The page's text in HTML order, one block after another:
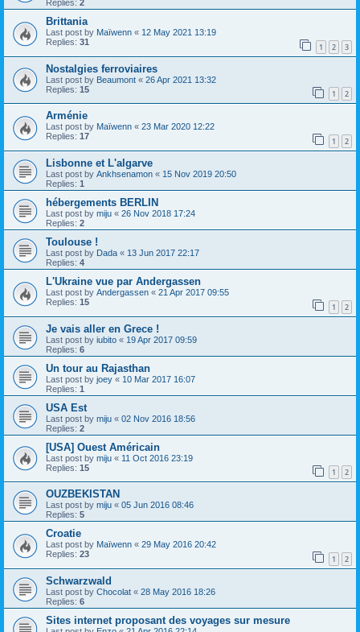
Replies: 2
Brittania
Last post by Maïwenn « 12 May 2021 13:19
Replies: 31 1 2 3
Nostalgies ferroviaires
Last post by Beaumont « 26 Apr 2021 13:32
Replies: 15 1 2
Arménie
Last post by Maïwenn « 23 Mar 2020 12:22
Replies: 17 1 2
Lisbonne et L'algarve
Last post by Ankhsenamon « 15 Nov 2019 20:50
Replies: 1
hébergements BERLIN
Last post by miju « 26 Nov 2018 17:24
Replies: 2
Toulouse !
Last post by Dada « 13 Jun 2017 22:17
Replies: 4
L'Ukraine vue par Andergassen
Last post by Andergassen « 21 Apr 2017 09:55
Replies: 15 1 2
Je vais aller en Grece !
Last post by iubito « 19 Apr 2017 09:59
Replies: 6
Un tour au Rajasthan
Last post by joey « 10 Mar 2017 16:07
Replies: 1
USA Est
Last post by miju « 02 Nov 2016 18:56
Replies: 2
[USA] Ouest Américain
Last post by miju « 11 Oct 2016 23:19
Replies: 15 1 2
OUZBEKISTAN
Last post by miju « 05 Jun 2016 08:46
Replies: 5
Croatie
Last post by Maïwenn « 29 May 2016 20:42
Replies: 23 1 2
Schwarzwald
Last post by Chocolat « 28 May 2016 18:26
Replies: 6
Sites internet proposant des voyages sur mesure